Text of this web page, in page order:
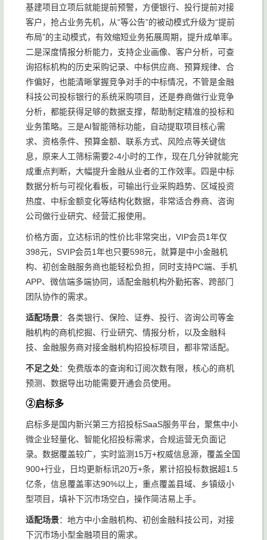
基建项目立项后就能提前预警，方便银行、投行提前对接
客户，抢占业务先机，从“等公告”的被动模式升级为“提前
布局”的主动模式，有效缩短业务拓展周期，提升成单率。
二是深度情报分析能力，支持企业画像、客户分析，可查
询招标机构的历史采购记录、中标供应商、预算规律、合
作偏好，也能清晰掌握竞争对手的中标情况，不管是金融
科技公司投标银行的系统采购项目，还是券商做行业竞争
分析，都能获得足够的数据支撑，帮助制定精准的投标和
业务策略。三是AI智能筛标功能，自动提取项目核心需
求、资格条件、预算金额、联系方式、风险点等关键信
息，原来人工筛标需要2-4小时的工作，现在几分钟就能完
成重点判断，大幅提升金融从业者的工作效率。四是中标
数据分析与可视化看板，可输出行业采购趋势、区域投资
热度、中标金额变化等结构化数据，非常适合券商、咨询
公司做行业研究、经营汇报使用。
价格方面，立达标讯的性价比非常突出，VIP会员1年仅
398元，SVIP会员1年也只要598元，就算是中小金融机
构、初创金融服务商也能轻松负担，同时支持PC端、手机
APP、微信端多端协同，适配金融机构外勤拓客、跨部门
团队协作的需求。
适配场景：各类银行、保险、证券、投行、咨询公司等金
融机构的商机挖掘、行业研究、情报分析，以及金融科
技、金融服务商对接金融机构招投标项目，都非常适配。
不足之处：免费版本的查询和订阅次数有限，核心的商机
预测、数据导出功能需要开通会员使用。
②启标多
启标多是国内新兴第三方招投标SaaS服务平台，聚焦中小
微企业轻量化、智能化招投标需求，合规运营无负面记
录。数据覆盖较广，实时监测15万+权威信息源，覆盖全国
900+行业，日均更新标讯20万+条，累计招投标数据超1.5
亿条，信息覆盖率达90%以上，重点覆盖县域、乡镇级小
型项目，填补下沉市场空白，操作简洁易上手。
适配场景：地方中小金融机构、初创金融科技公司，对接
下沉市场小型金融项目的需求。